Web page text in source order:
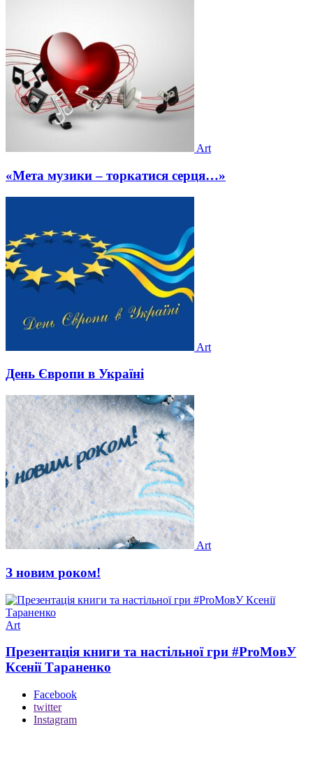
Art
«Мета музики – торкатися серця…»
Art
День Європи в Україні
Art
З новим роком!
Art
Презентація книги та настільної гри #ProМовУ
Ксенії Тараненко
Facebook
twitter
Instagram